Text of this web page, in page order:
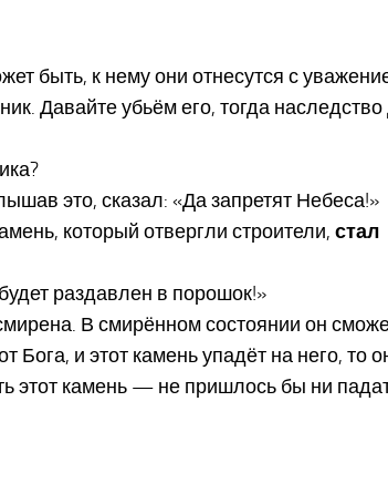
быть, к нему они отнесутся с
Давайте убьём его, тогда наследство
это, сказал: «Да запретят Небеса!»
который отвергли строители, стал
раздавлен в порошок!»
В смирённом состоянии он
Бога, и этот камень упадёт на него, то
этот камень — не пришлось бы ни